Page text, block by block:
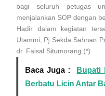
bagi seluruh petugas
menjalankan SOP dengan
Hadir dalam kegiatan
Utammi, Pj Sekda Sahnan
dr. Faisal Situmorang.(*)
Baca Juga :
Bupati
Berbatu Licin Antar